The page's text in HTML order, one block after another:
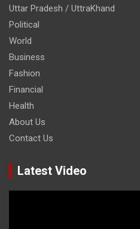
Uttar Pradesh / UttraKhand
Political
World
Business
Fashion
Financial
Health
About Us
Contact Us
Latest Video